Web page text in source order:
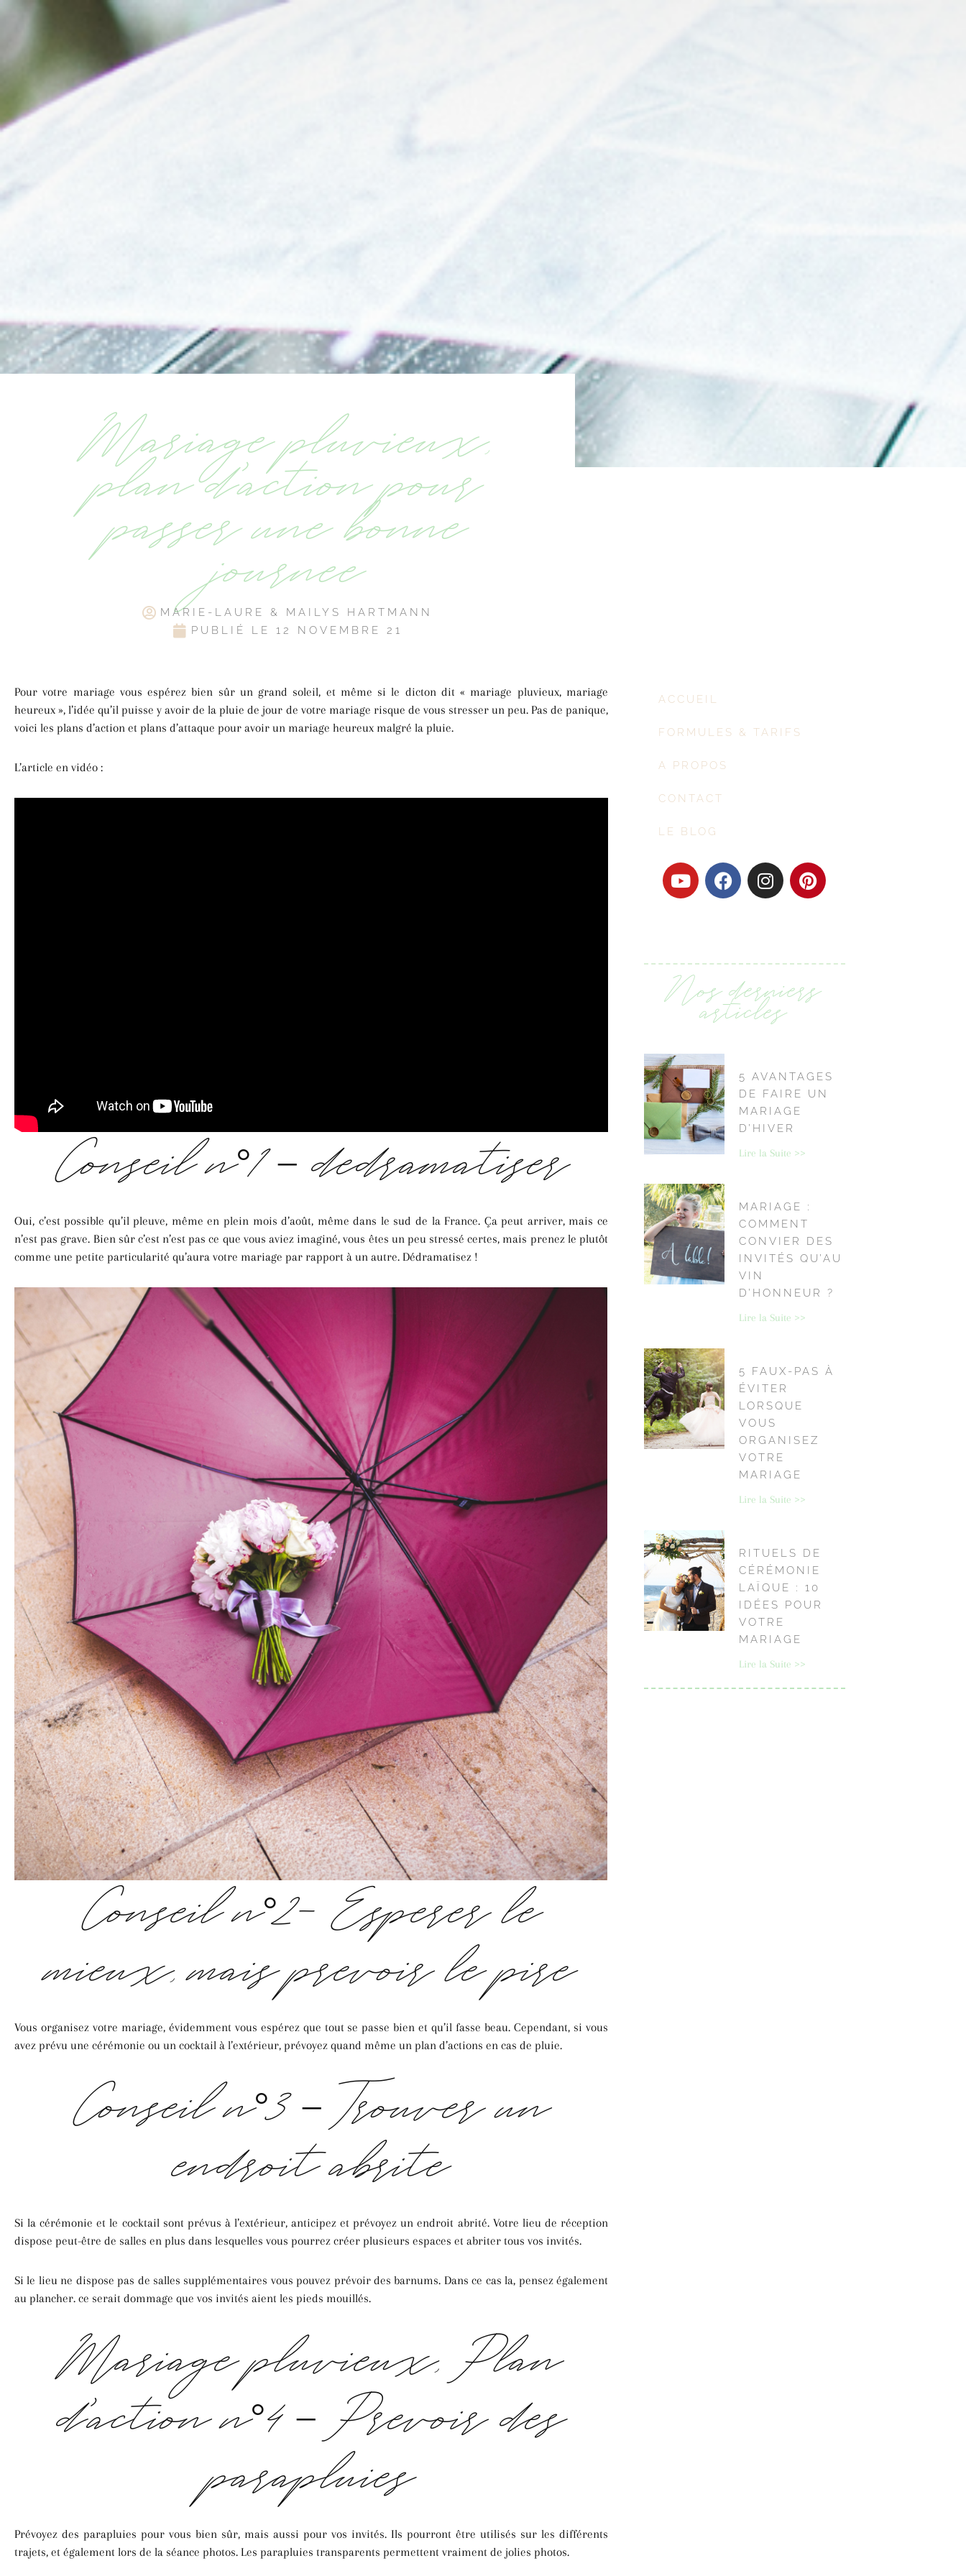
Mariage pluvieux,
plan d’action pour
passer une bonne
journée
MARIE-LAURE & MAILYS HARTMANN
PUBLIÉ LE
12 NOVEMBRE 21
Pour votre mariage vous espérez bien sûr un grand soleil, et même si le dicton dit « mariage pluvieux, mariage
heureux », l’idée qu’il puisse y avoir de la pluie de jour de votre mariage risque de vous stresser un peu. Pas de panique,
voici les plans d’action et plans d’attaque pour avoir un mariage heureux malgré la pluie.
L’article en vidéo :
Conseil n°1 – dédramatiser
Oui, c’est possible qu’il pleuve, même en plein mois d’août, même dans le sud de la France. Ça peut arriver, mais ce
n’est pas grave. Bien sûr c’est n’est pas ce que vous aviez imaginé, vous êtes un peu stressé certes, mais prenez le plutôt
comme une petite particularité qu’aura votre mariage par rapport à un autre. Dédramatisez !
Conseil n°2- Espérer le
mieux, mais prévoir le pire
Vous organisez votre mariage, évidemment vous espérez que tout se passe bien et qu’il fasse beau. Cependant, si vous
avez prévu une cérémonie ou un cocktail à l’extérieur, prévoyez quand même un plan d’actions en cas de pluie.
Conseil n°3 – Trouver un
endroit abrité
Si la cérémonie et le cocktail sont prévus à l’extérieur, anticipez et prévoyez un endroit abrité. Votre lieu de réception
dispose peut-être de salles en plus dans lesquelles vous pourrez créer plusieurs espaces et abriter tous vos invités.
Si le lieu ne dispose pas de salles supplémentaires vous pouvez prévoir des barnums. Dans ce cas la, pensez également
au plancher. ce serait dommage que vos invités aient les pieds mouillés.
Mariage pluvieux, Plan
d’action n°4 – Prévoir des
parapluies
Prévoyez des parapluies pour vous bien sûr, mais aussi pour vos invités. Ils pourront être utilisés sur les différents
trajets, et également lors de la séance photos. Les parapluies transparents permettent vraiment de jolies photos.
ACCUEIL
FORMULES & TARIFS
A PROPOS
CONTACT
LE BLOG
Nos derniers
articles
5 AVANTAGES
DE FAIRE UN
MARIAGE
D’HIVER
Lire la Suite >>
MARIAGE :
COMMENT
CONVIER DES
INVITÉS QU’AU
VIN
D’HONNEUR ?
Lire la Suite >>
5 FAUX-PAS À
ÉVITER
LORSQUE
VOUS
ORGANISEZ
VOTRE
MARIAGE
Lire la Suite >>
RITUELS DE
CÉRÉMONIE
LAÏQUE : 10
IDÉES POUR
VOTRE
MARIAGE
Lire la Suite >>